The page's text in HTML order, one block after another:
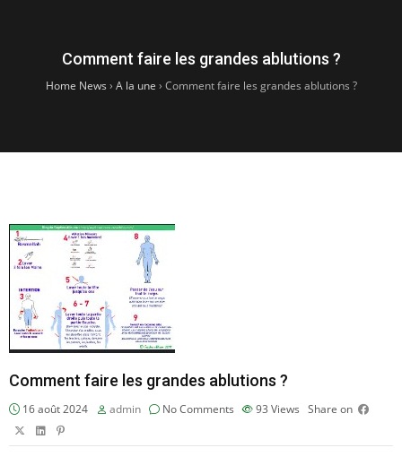
Comment faire les grandes ablutions ?
Home News › A la une › Comment faire les grandes ablutions ?
Comment faire les grandes ablutions ?
16 août 2024 admin No Comments 93 Views Share on